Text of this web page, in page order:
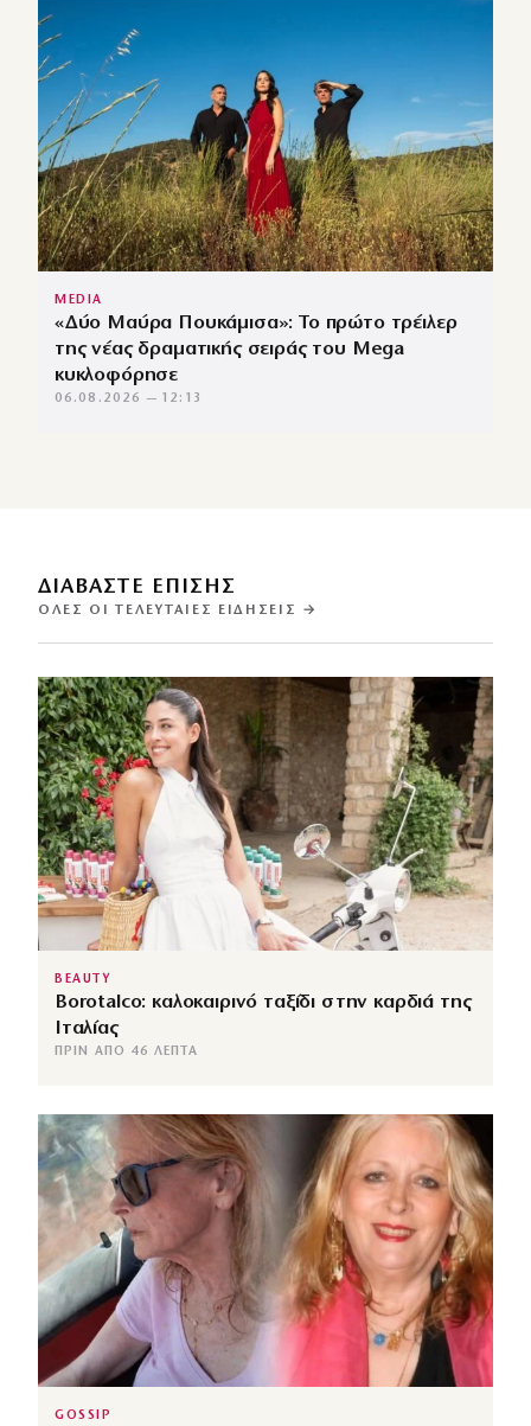
MEDIA
«Δύο Μαύρα Πουκάμισα»: Το πρώτο τρέιλερ
της νέας δραματικής σειράς του Mega
κυκλοφόρησε
06.08.2026 — 12:13
ΔΙΑΒΑΣΤΕ ΕΠΙΣΗΣ
ΌΛΕΣ ΟΙ ΤΕΛΕΥΤΑΊΕΣ ΕΙΔΉΣΕΙΣ →
BEAUTY
Borotalco: καλοκαιρινό ταξίδι στην καρδιά της
Ιταλίας
ΠΡΙΝ ΑΠΌ 46 ΛΕΠΤΆ
GOSSIP